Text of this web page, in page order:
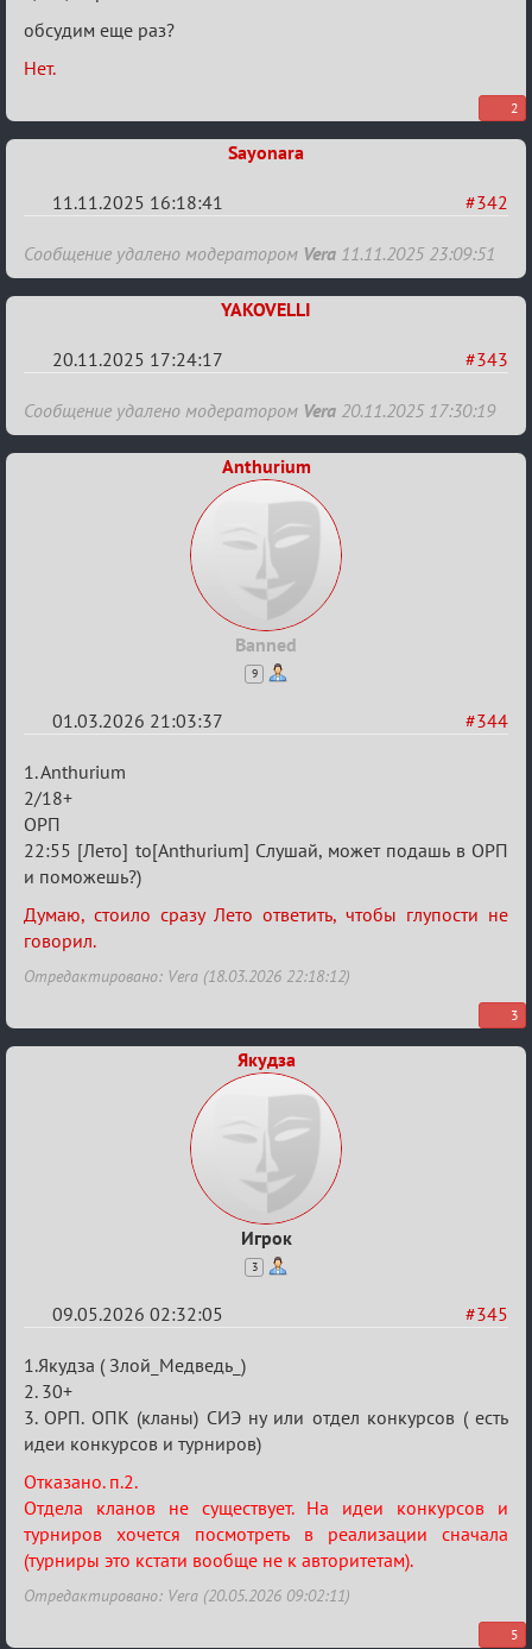
Авторитеты²
обсудим еще раз?
Нет.
2
Sayonara
#342
11.11.2025 16:18:41
Re:
Заявки
Авторитеты²
Сообщение удалено модератором Vera 11.11.2025 23:09:51
YAKOVELLI
#343
20.11.2025 17:24:17
Re:
Заявки
Сообщение удалено модератором Vera 20.11.2025 17:30:19
Anthurium
Banned
9
#344
01.03.2026 21:03:37
Re:
Заявки
в
Авторитеты²
1. Anthurium
2/18+
ОРП
22:55 [Лето] to[Anthurium] Слушай, может подашь в ОРП
и поможешь?)
Думаю, стоило сразу Лето ответить, чтобы глупости не
говорил.
Отредактировано: Vera (18.03.2026 22:18:12)
3
Якудза
Игрок
3
#345
09.05.2026 02:32:05
Re:
Заявки
в
Авторитеты²
1.Якудза ( Злой_Медведь_)
2. 30+
3. ОРП. ОПК (кланы) СИЭ ну или отдел конкурсов ( есть
идеи конкурсов и турниров)
Отказано. п.2.
Отдела кланов не существует. На идеи конкурсов и
турниров хочется посмотреть в реализации сначала
(турниры это кстати вообще не к авторитетам).
Отредактировано: Vera (20.05.2026 09:02:11)
5